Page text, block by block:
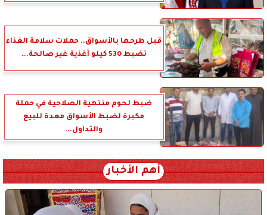
قبل طرحها بالأسواق.. حملات سلامة الغذاء
تضبط 530 كيلو أغذية غير صالحة...
ضبط لحوم منتهية الصلاحية في حملة
مكبرة لضبط الأسواق معدة للبيع
والتداول...
أهم الأخبار